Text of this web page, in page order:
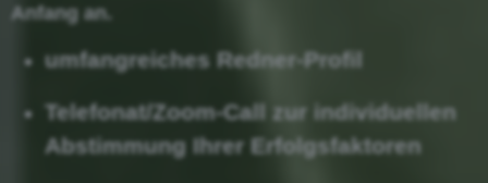
Anfang an.
umfangreiches Redner-Profil
Telefonat/Zoom-Call zur individuellen
Abstimmung Ihrer Erfolgsfaktoren